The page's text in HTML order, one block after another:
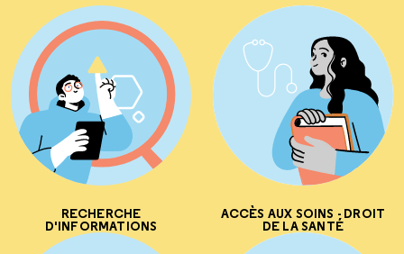
RECHERCHE
D'INFORMATIONS
ACCÈS AUX SOINS - DROIT
DE LA SANTÉ